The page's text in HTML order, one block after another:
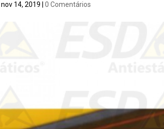
|nov 14, 2019 |0 Comentários